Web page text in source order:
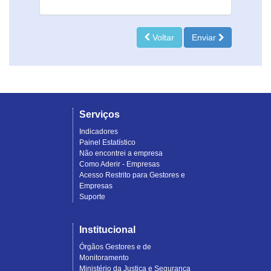
Voltar Enviar
Serviços
Indicadores
Painel Estatístico
Não encontrei a empresa
Como Aderir - Empresas
Acesso Restrito para Gestores e
Empresas
Suporte
Institucional
Órgãos Gestores e de
Monitoramento
Ministério da Justiça e Segurança